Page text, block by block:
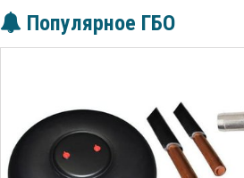
Популярное ГБО